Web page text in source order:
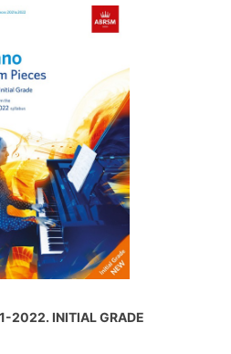
2022. INITIAL GRADE